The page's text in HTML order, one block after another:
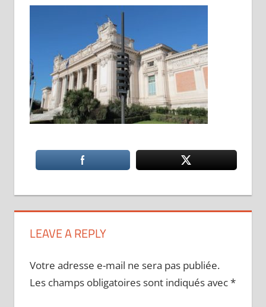
LEAVE A REPLY
Votre adresse e-mail ne sera pas publiée.
Les champs obligatoires sont indiqués avec*